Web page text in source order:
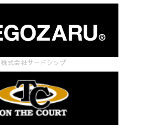
株式会社サードシップ